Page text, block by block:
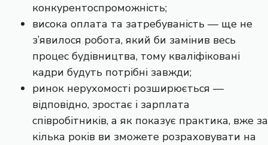
конкурентоспроможність;
висока оплата та затребуваність — ще не
з’явилося робота, який би замінив весь
процес будівництва, тому кваліфіковані
кадри будуть потрібні завжди;
ринок нерухомості розширюється —
відповідно, зростає і зарплата
співробітників, а як показує практика, вже за
кілька років ви зможете розраховувати на